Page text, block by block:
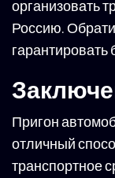
организовать
Россию.
гарантировать
Пригон
отличный
транспортное